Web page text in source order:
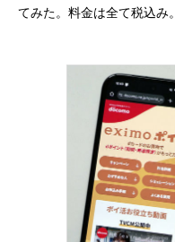
てみた。料金は全て税込み。